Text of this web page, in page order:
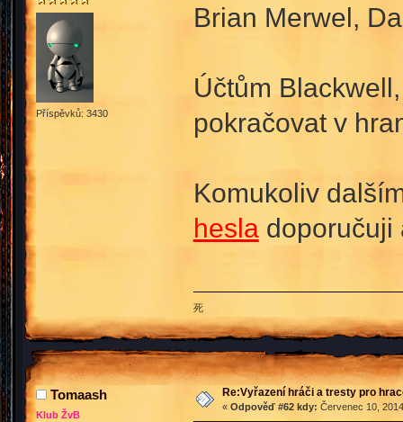
Příspěvků: 3430
Brian Merwel,
Účtům
pokračovat v
Komukoliv
hesla doporučuji
死
Tomaash
Klub ŽvB
Re:Vyřazení hráči a tresty pro
« Odpověď #62 kdy: Červenec 10,